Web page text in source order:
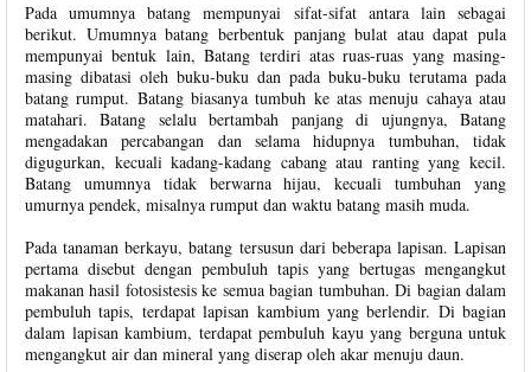
Pada umumnya batang mempunyai sifat-sifat antara lain sebagai
berikut. Umumnya batang berbentuk panjang bulat atau dapat pula
mempunyai bentuk lain, Batang terdiri atas ruas-ruas yang masing-
masing dibatasi oleh buku-buku dan pada buku-buku terutama pada
batang rumput. Batang biasanya tumbuh ke atas menuju cahaya atau
matahari. Batang selalu bertambah panjang di ujungnya, Batang
mengadakan percabangan dan selama hidupnya tumbuhan, tidak
digugurkan, kecuali kadang-kadang cabang atau ranting yang kecil.
Batang umumnya tidak berwarna hijau, kecuali tumbuhan yang
umurnya pendek, misalnya rumput dan waktu batang masih muda.
Pada tanaman berkayu, batang tersusun dari beberapa lapisan. Lapisan
pertama disebut dengan pembuluh tapis yang bertugas mengangkut
makanan hasil fotosistesis ke semua bagian tumbuhan. Di bagian dalam
pembuluh tapis, terdapat lapisan kambium yang berlendir. Di bagian
dalam lapisan kambium, terdapat pembuluh kayu yang berguna untuk
mengangkut air dan mineral yang diserap oleh akar menuju daun.